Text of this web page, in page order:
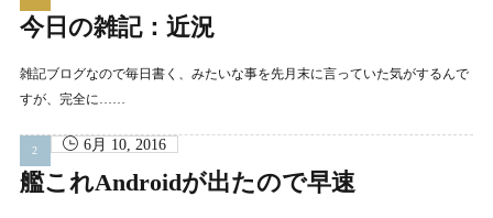
今日の雑記：近況
雑記ブログなので毎日書く、みたいな事を先月末に言っていた気がするんで
すが、完全に……
6月 10, 2016
艦これAndroidが出たので早速